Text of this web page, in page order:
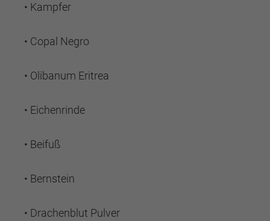
• Kampfer
• Copal Negro
• Olibanum Eritrea
• Eichenrinde
• Beifuß
• Bernstein
• Drachenblut Pulver